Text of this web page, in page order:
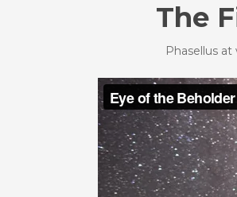
The
Phasellus